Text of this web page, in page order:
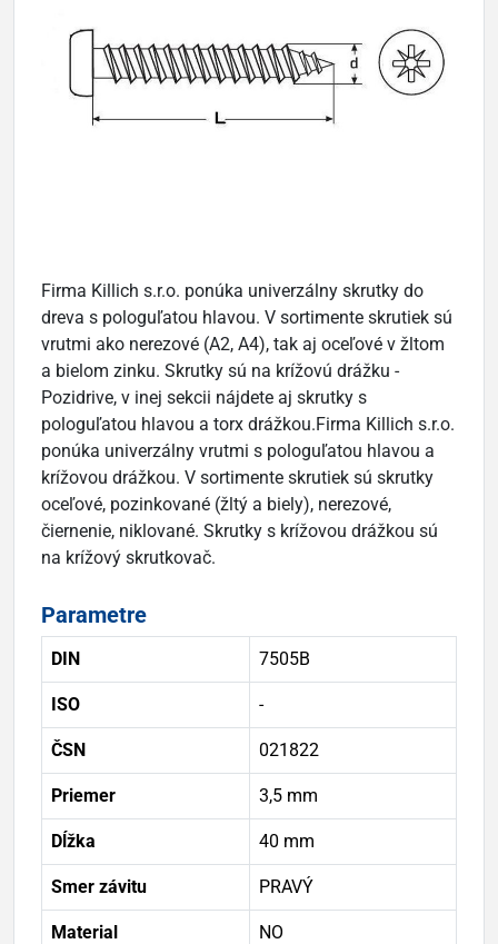
Firma Killich s.r.o. ponúka univerzálny skrutky do
dreva s pologuľatou hlavou. V sortimente skrutiek sú
vrutmi ako nerezové (A2, A4), tak aj oceľové v žltom
a bielom zinku. Skrutky sú na krížovú drážku -
Pozidrive, v inej sekcii nájdete aj skrutky s
pologuľatou hlavou a torx drážkou.Firma Killich s.r.o.
ponúka univerzálny vrutmi s pologuľatou hlavou a
krížovou drážkou. V sortimente skrutiek sú skrutky
oceľové, pozinkované (žltý a biely), nerezové,
čiernenie, niklované. Skrutky s krížovou drážkou sú
na krížový skrutkovač.
Parametre
DIN 7505B
ISO -
ČSN 021822
Priemer 3,5 mm
Dĺžka 40 mm
Smer závitu PRAVÝ
Material NO